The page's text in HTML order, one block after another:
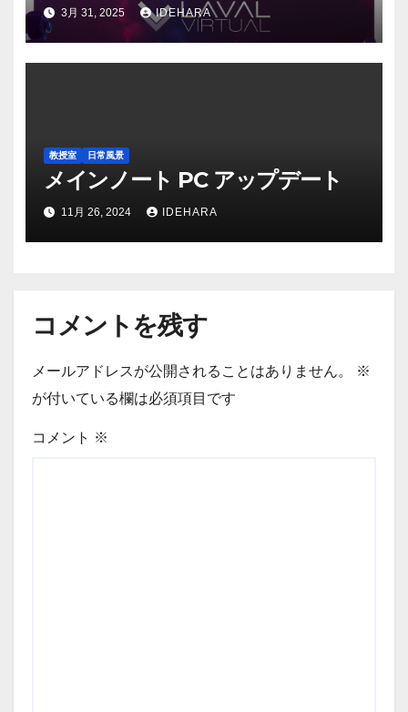
3月 31, 2025 IDEHARA
教授室 日常風景
メインノート PC アップデート
11月 26, 2024 IDEHARA
コメントを残す
メールアドレスが公開されることはありません。
※
が付いている欄は必須項目です
コメント ※